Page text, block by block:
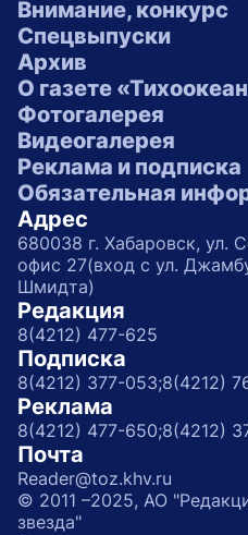
Внимание, конкурс
Спецвыпуски
Архив
О газете
Фотогалерея
Видеогалерея
Реклама и подписка
Обязательная
Адрес
680038 г. Хабаровск, ул.
офис 27(вход с ул.
Шмидта)
Редакция
8(4212) 477-625
Подписка
8(4212) 377-053;8(4212)
Реклама
8(4212) 477-650;8(4212)
Почта
Reader@toz.khv.ru
© 2011 –2025, АО
звезда"